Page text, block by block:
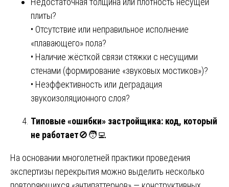
плиты?
• Отсутствие или неправильное исполнение
«плавающего» пола?
• Наличие жёсткой связи стяжки с несущими
стенами (формирование «звуковых мостиков»)?
• Неэффективность или деградация
звукоизоляционного слоя?
Типовые «ошибки» застройщика: код, который
не работает🚫🧑‍💻
На основании многолетней практики проведения
экспертизы перекрытия можно выделить несколько